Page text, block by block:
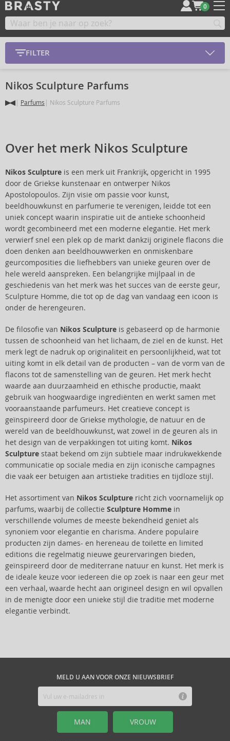
0
FILTER
Nikos Sculpture Parfums
Parfums Nikos Sculpture Parfums
Over het merk Nikos Sculpture
Nikos Sculpture is een merk uit Frankrijk, opgericht in 1995
door de Griekse kunstenaar en ontwerper Nikos
Apostolopoulos. Zijn visie om passie voor kunst,
beeldhouwkunst en parfumerie te verenigen, leidde tot een
uniek concept waarin inspiratie uit de antieke schoonheid
wordt gecombineerd met een moderne elegantie. Het merk
verwierf snel een plek op de markt dankzij originele flacons die
doen denken aan beeldhouwwerken en onmiskenbare
geurcomposities die liefhebbers van unieke geuren over de
hele wereld aanspreken. Een belangrijke mijlpaal in de
geschiedenis van het merk was het succes van de eerste geur,
Sculpture Homme, die tot op de dag van vandaag een icoon is
onder de herengeuren.
De filosofie van Nikos Sculpture is gebaseerd op de harmonie
tussen de schoonheid van het lichaam, de ziel en de kunst. Het
merk legt de nadruk op originaliteit en persoonlijkheid, wat tot
uiting komt in elk detail van de producten – van de vorm van de
flacons tot de samenstelling van de geuren. Het merk hecht
waarde aan duurzaamheid en ethische productie, maakt
gebruik van hoogwaardige ingrediënten en werkt samen met
vooraanstaande parfumeurs. Het creatieve concept is
geïnspireerd door de Griekse mythologie, de natuur en de
wereld van de beeldhouwkunst, wat zowel in de geuren als in
het design van de verpakkingen tot uiting komt. Nikos
Sculpture staat bekend om zijn subtiele maar indrukwekkende
communicatie op sociale media en zijn iconische campagnes
die vaak eer betuigen aan artistieke tradities en tijdloze stijl.
Het assortiment van Nikos Sculpture richt zich voornamelijk op
parfums, waarbij de collectie Sculpture Homme in
verschillende volumes de meeste bekendheid geniet als
synoniem voor elegantie en charisma. Andere populaire
producten zijn dames- en hereneau de toilette en limited
editions die regelmatig nieuwe geurervaringen bieden,
geïnspireerd door de mediterrane natuur en kunst. Het merk is
de ideale keuze voor iedereen die op zoek is naar een geur met
een verhaal, waarde hecht aan origineel design en wil opvallen
in de menigte door een unieke stijl die traditie met moderne
elegantie verbindt.
MELD U AAN VOOR ONZE NIEUWSBRIEF
MAN VROUW